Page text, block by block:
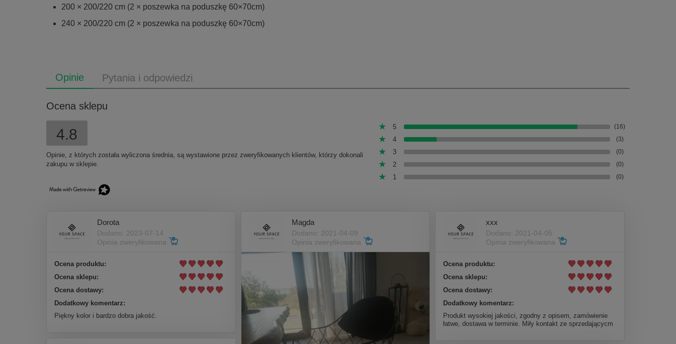
200 × 200/220 cm (2 × poszewka na poduszkę 60×70cm)
240 × 200/220 cm (2 × poszewka na poduszkę 60×70cm)
Opinie Pytania i odpowiedzi
Ocena sklepu
4.8
Opinie, z których została wyliczona średnia, są wystawione przez zweryfikowanych klientów, którzy dokonali
zakupu w sklepie.
5 (16)
4 (3)
3 (0)
2 (0)
1 (0)
Dorota
Dodano: 2023-07-14
Opinia zweryfikowana
Ocena produktu:
Ocena sklepu:
Ocena dostawy:
Dodatkowy komentarz:
Piękny kolor i bardzo dobra jakość.
Magda
Dodano: 2021-04-09
Opinia zweryfikowana
xxx
Dodano: 2021-04-05
Opinia zweryfikowana
Ocena produktu:
Ocena sklepu:
Ocena dostawy:
Dodatkowy komentarz:
Produkt wysokiej jakości, zgodny z opisem, zamówienie
łatwe, dostawa w terminie. Miły kontakt ze sprzedającycm